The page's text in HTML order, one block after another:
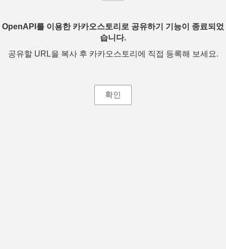
OpenAPI를 이용한 카카오스토리로 공유하기 기능이 종료되었
습니다.
공유할 URL을 복사 후 카카오스토리에 직접 등록해 보세요.
확인